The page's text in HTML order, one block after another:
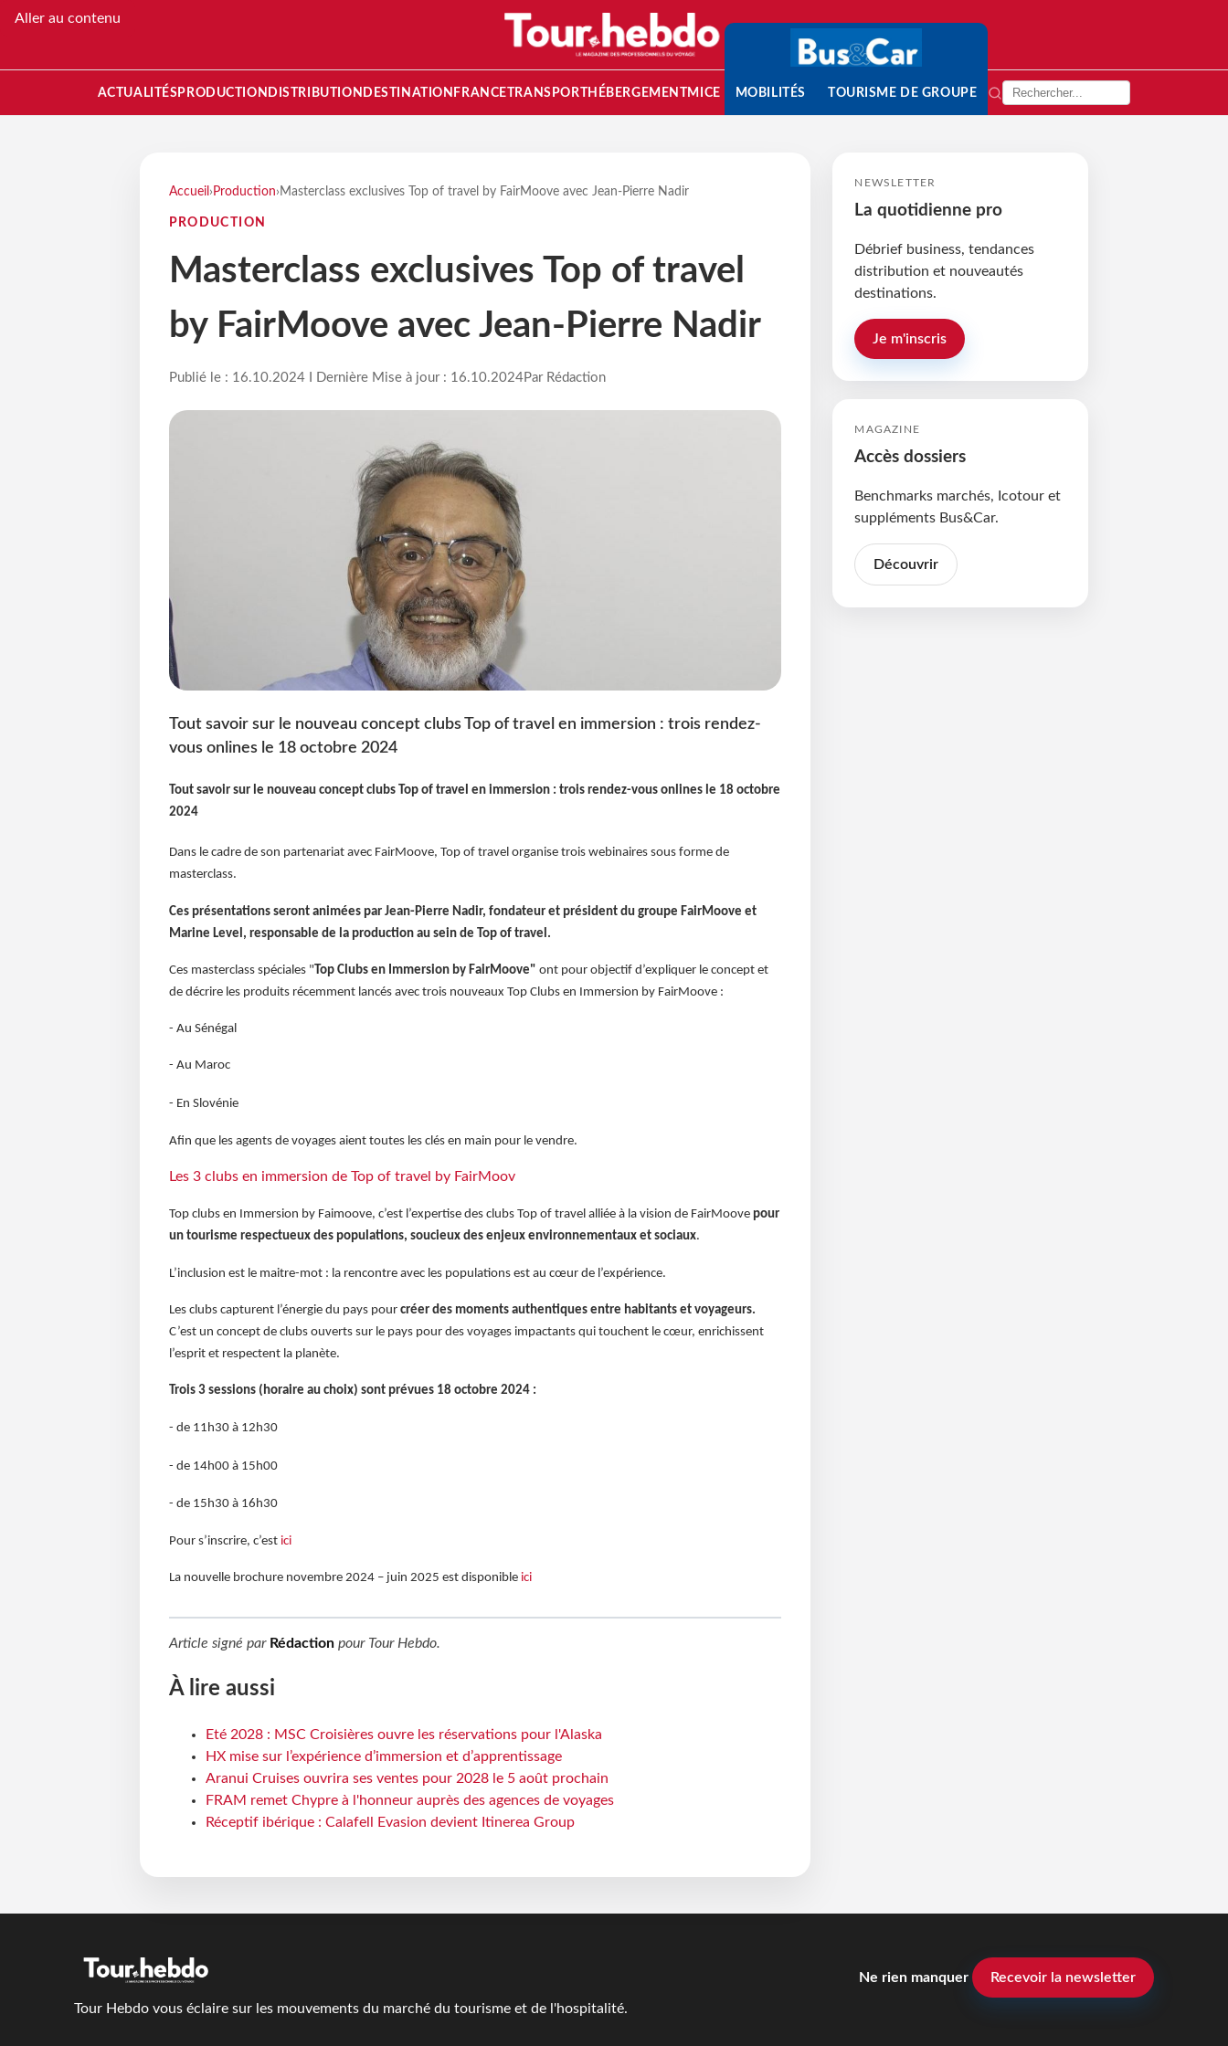
Aller au contenu
ACTUALITÉS PRODUCTION DISTRIBUTION DESTINATION FRANCETRANSPORT HÉBERGEMENTMICE MOBILITÉS TOURISME DE GROUPE
Accueil › Production› Masterclass exclusives Top of travel by FairMoove avec Jean-Pierre Nadir
PRODUCTION
Masterclass exclusives Top of travel
by FairMoove avec Jean-Pierre Nadir
Publié le : 16.10.2024 I Dernière Mise à jour : 16.10.2024Par Rédaction
Tout savoir sur le nouveau concept clubs Top of travel en immersion : trois rendez-
vous onlines le 18 octobre 2024
Tout savoir sur le nouveau concept clubs Top of travel en immersion : trois rendez-vous onlines le 18 octobre
2024
Dans le cadre de son partenariat avec FairMoove, Top of travel organise trois webinaires sous forme de
masterclass.
Ces présentations seront animées par Jean-Pierre Nadir, fondateur et président du groupe FairMoove et
Marine Level, responsable de la production au sein de Top of travel.
Ces masterclass spéciales " Top Clubs en Immersion by FairMoove" ont pour objectif d’expliquer le concept et
de décrire les produits récemment lancés avec trois nouveaux Top Clubs en Immersion by FairMoove :
- Au Sénégal
- Au Maroc
- En Slovénie
Afin que les agents de voyages aient toutes les clés en main pour le vendre.
Les 3 clubs en immersion de Top of travel by FairMoov
Top clubs en Immersion by Faimoove, c’est l’expertise des clubs Top of travel alliée à la vision de FairMoove pour
un tourisme respectueux des populations, soucieux des enjeux environnementaux et sociaux.
L’inclusion est le maitre-mot : la rencontre avec les populations est au cœur de l’expérience.
Les clubs capturent l’énergie du pays pour créer des moments authentiques entre habitants et voyageurs.
C’est un concept de clubs ouverts sur le pays pour des voyages impactants qui touchent le cœur, enrichissent
l’esprit et respectent la planète.
Trois 3 sessions (horaire au choix) sont prévues 18 octobre 2024 :
- de 11h30 à 12h30
- de 14h00 à 15h00
- de 15h30 à 16h30
Pour s’inscrire, c’est ici
La nouvelle brochure novembre 2024 – juin 2025 est disponible ici
Article signé par Rédactionpour Tour Hebdo.
À lire aussi
Eté 2028 : MSC Croisières ouvre les réservations pour l'Alaska
HX mise sur l’expérience d’immersion et d’apprentissage
Aranui Cruises ouvrira ses ventes pour 2028 le 5 août prochain
FRAM remet Chypre à l'honneur auprès des agences de voyages
Réceptif ibérique : Calafell Evasion devient Itinerea Group
NEWSLETTER
La quotidienne pro
Débrief business, tendances
distribution et nouveautés
destinations.
Je m'inscris
MAGAZINE
Accès dossiers
Benchmarks marchés, Icotour et
suppléments Bus&Car.
Découvrir
Tour Hebdo vous éclaire sur les mouvements du marché du tourisme et de l'hospitalité.
Ne rien manquer Recevoir la newsletter